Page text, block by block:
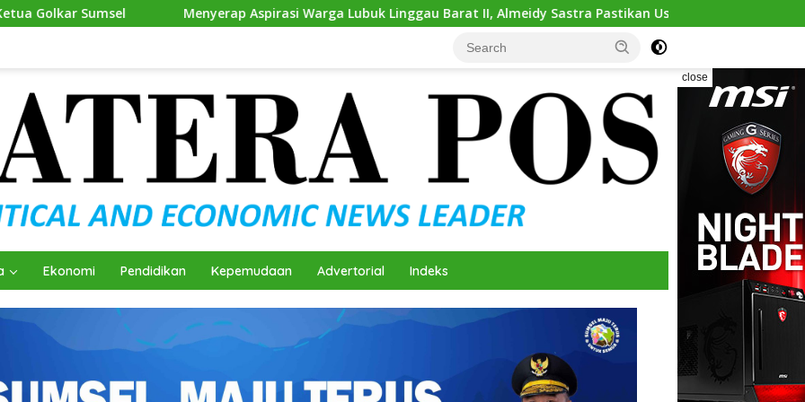
Menyerap Aspirasi Warga Lubuk Linggau Barat II, Almeidy Sastra Pastikan Usulan Pembangunan Dikawal Tuntas
close
Ekonomi Pendidikan Kepemudaan Advertorial Indeks